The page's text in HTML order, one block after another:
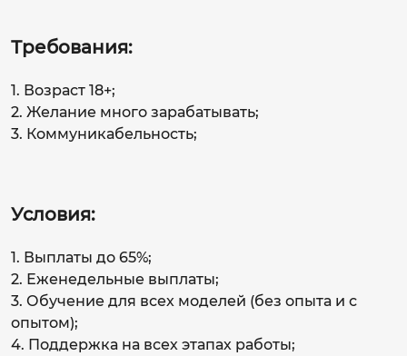
Требования:
1. Возраст 18+;
2. Желание много зарабатывать;
3. Коммуникабельность;
Условия:
1. Выплаты до 65%;
2. Еженедельные выплаты;
3. Обучение для всех моделей (без опыта и с
опытом);
4. Поддержка на всех этапах работы;